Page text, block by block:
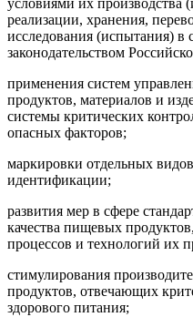
условиями их производства
реализации, хранения,
исследования (испытания) в
законодательством
применения систем
продуктов, материалов и
системы критических
опасных факторов;
маркировки отдельных
идентификации;
развития мер в сфере
качества пищевых
процессов и технологий их
стимулирования
продуктов, отвечающих
здорового питания;